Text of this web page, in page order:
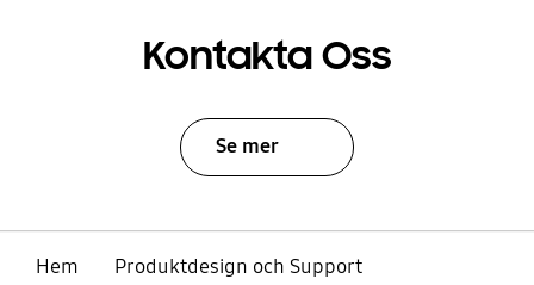
Kontakta Oss
Se mer
Hem
Produktdesign och Support